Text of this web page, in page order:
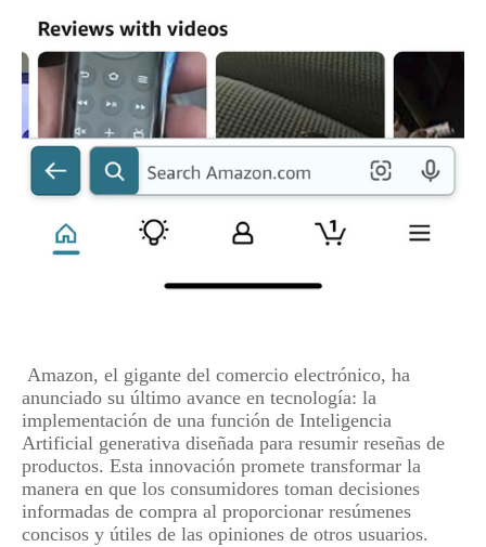
Amazon, el gigante del comercio electrónico, ha
anunciado su último avance en tecnología: la
implementación de una función de Inteligencia
Artificial generativa diseñada para resumir reseñas de
productos. Esta innovación promete transformar la
manera en que los consumidores toman decisiones
informadas de compra al proporcionar resúmenes
concisos y útiles de las opiniones de otros usuarios.